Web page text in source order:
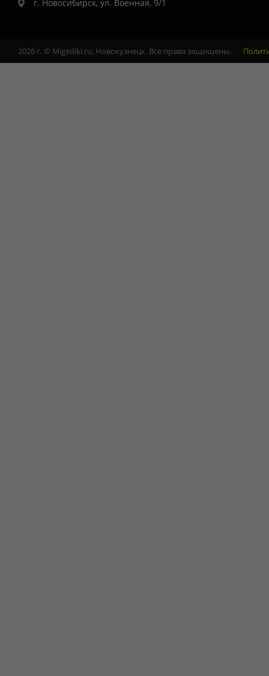
г. Новосибирск, ул. Военная, 9/1
2026 г. © Migediki.ru, Новокузнецк. Все права защищены.